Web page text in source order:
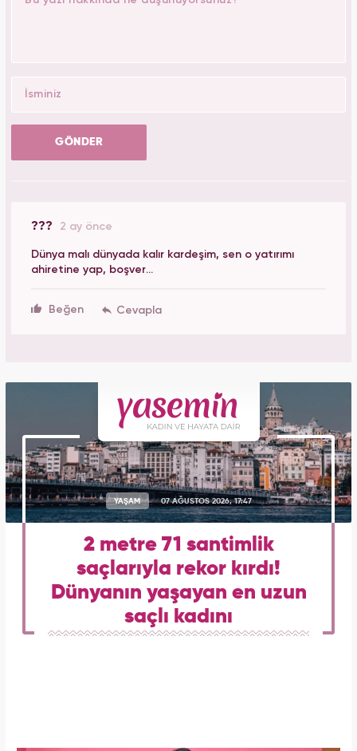
GÖNDER
??? 2 ay önce
Dünya malı dünyada kalır kardeşim, sen o yatırımı
ahiretine yap, boşver...
Beğen
YAŞAM 07 AĞUSTOS 2026, 17:47
2 metre 71 santimlik
saçlarıyla rekor kırdı!
Dünyanın yaşayan en uzun
saçlı kadını